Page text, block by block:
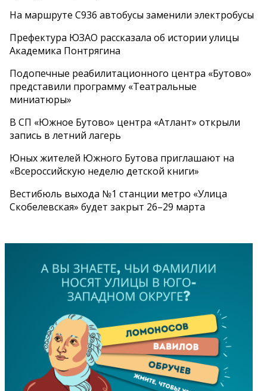
На маршруте С936 автобусы заменили электробусы
Префектура ЮЗАО рассказала об истории улицы
Академика Понтрягина
Подопечные реабилитационного центра «Бутово»
представили программу «Театральные
миниатюры»
В СП «Южное Бутово» центра «Атлант» открыли
запись в летний лагерь
Юных жителей Южного Бутова приглашают на
«Всероссийскую неделю детской книги»
Вестибюль выхода №1 станции метро «Улица
Скобелевская» будет закрыт 26–29 марта